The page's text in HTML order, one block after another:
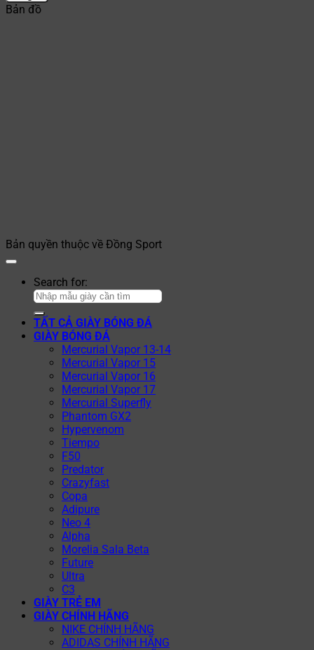
Bản đồ
Bản quyền thuộc về Đồng Sport
Search for:
TẤT CẢ GIÀY BÓNG ĐÁ
GIÀY BÓNG ĐÁ
Mercurial Vapor 13-14
Mercurial Vapor 15
Mercurial Vapor 16
Mercurial Vapor 17
Mercurial Superfly
Phantom GX2
Hypervenom
Tiempo
F50
Predator
Crazyfast
Copa
Adipure
Neo 4
Alpha
Morelia Sala Beta
Future
Ultra
C3
GIÀY TRẺ EM
GIÀY CHÍNH HÃNG
NIKE CHÍNH HÃNG
ADIDAS CHÍNH HÃNG